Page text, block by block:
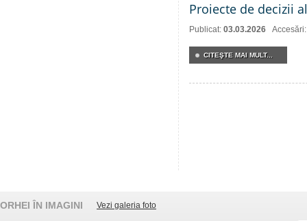
Proiecte de decizii
Publicat: 03.03.2026
CITEŞTE MAI MULT...
ORHEI ÎN IMAGINI Vezi galeria foto